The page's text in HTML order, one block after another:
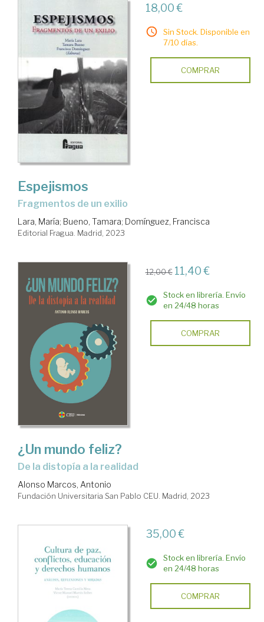
18,00 €
Sin Stock. Disponible en
7/10 días.
COMPRAR
Espejismos
Fragmentos de un exilio
Lara, María; Bueno, Tamara; Domínguez, Francisca
Editorial Fragua. Madrid, 2023
12,00 € 11,40 €
Stock en librería. Envío
en 24/48 horas
COMPRAR
¿Un mundo feliz?
De la distopía a la realidad
Alonso Marcos, Antonio
Fundación Universitaria San Pablo CEU. Madrid, 2023
35,00 €
Stock en librería. Envío
en 24/48 horas
COMPRAR